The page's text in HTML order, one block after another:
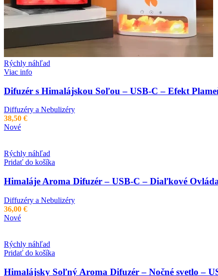
Rýchly náhľad
Viac info
Difuzér s Himalájskou Soľou – USB-C – Efekt
Diffuzéry a Nebulizéry
38,50 €
Nové
Rýchly náhľad
Pridať do košíka
Himaláje Aroma Difuzér – USB-C – Diaľkové
Diffuzéry a Nebulizéry
36,00 €
Nové
Rýchly náhľad
Pridať do košíka
Himalájsky Soľný Aroma Difuzér – Nočné svetlo –